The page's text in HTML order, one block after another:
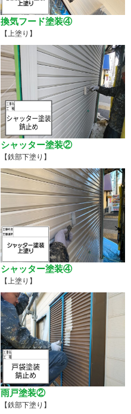
換気フード塗装④
【上塗り】
シャッター塗装②
【鉄部下塗り】
シャッター塗装④
【上塗り】
雨戸塗装②
【鉄部下塗り】